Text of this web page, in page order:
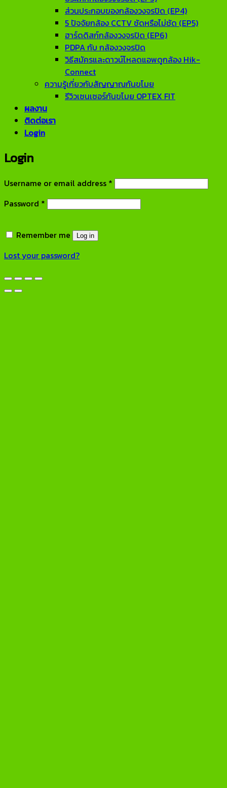
ส่วนประกอบของกล้องวงจรปิด (EP4)
5 ปัจจัยกล้อง CCTV ชัดหรือไม่ชัด (EP5)
ฮาร์ดดิสก์กล้องวงจรปิด (EP6)
PDPA กับ กล้องวงจรปิด
วิธีสมัครและดาวน์โหลดแอพดูกล้อง Hik-
Connect
ความรู้เกี่ยวกับสัญญาณกันขโมย
รีวิวเซนเซอร์กันขโมย OPTEX FIT
ผลงาน
ติดต่อเรา
Login
Login
Username or email address * Required
Password * Required
Remember me Log in
Lost your password?